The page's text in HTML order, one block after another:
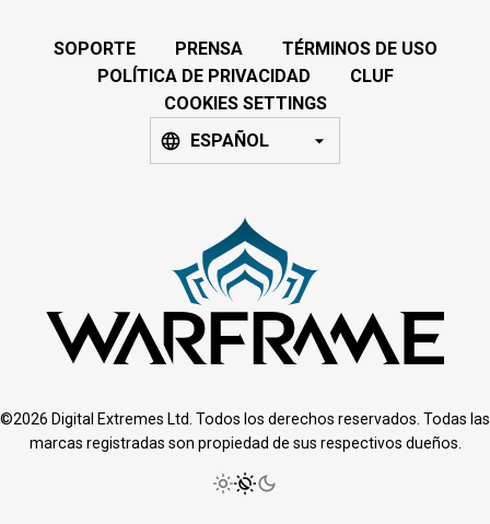
SOPORTE PRENSA
TÉRMINOS DE USO
POLÍTICA DE PRIVACIDAD
CLUF
COOKIES SETTINGS
ESPAÑOL
©2026 Digital Extremes Ltd. Todos los derechos reservados. Todas las
marcas registradas son propiedad de sus respectivos dueños.